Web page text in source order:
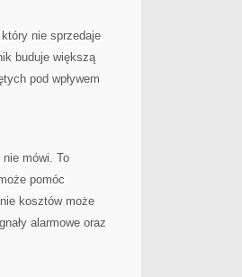
nie sprzedaje
buduje większą
pod wpływem
mówi. To
pomóc
kosztów może
alarmowe oraz